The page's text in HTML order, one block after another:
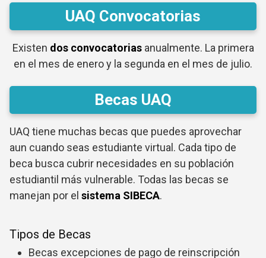
UAQ Convocatorias
Existen dos convocatoriasanualmente. La primera
en el mes de enero y la segunda en el mes de julio.
Becas UAQ
UAQ tiene muchas becas que puedes aprovechar
aun cuando seas estudiante virtual. Cada tipo de
beca busca cubrir necesidades en su población
estudiantil más vulnerable. Todas las becas se
manejan por el sistema SIBECA.
Tipos de Becas
Becas excepciones de pago de reinscripción